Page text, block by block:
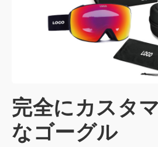
完全にカスタ
なゴーグル